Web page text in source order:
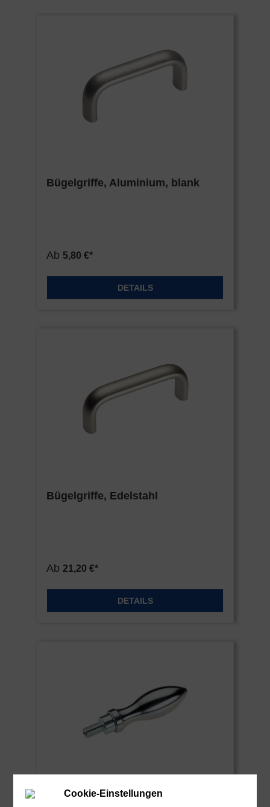
Bügelgriffe, Aluminium, blank
Ab 5,80 €*
DETAILS
Bügelgriffe, Edelstahl
Ab 21,20 €*
DETAILS
Cookie-Einstellungen